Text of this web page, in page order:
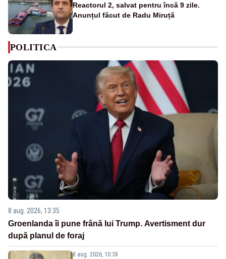
Reactorul 2, salvat pentru încă 9 zile.
Anunțul făcut de Radu Miruță
POLITICA
8 aug. 2026, 13:35
Groenlanda îi pune frână lui Trump. Avertisment dur
după planul de foraj
8 aug. 2026, 10:38